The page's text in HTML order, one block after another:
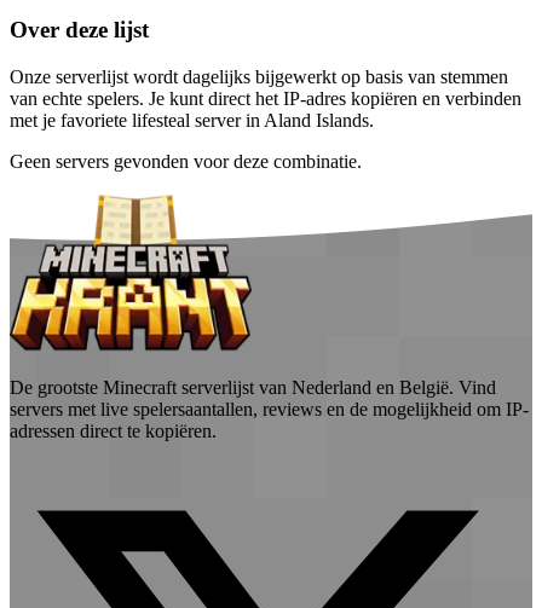
Over deze lijst
Onze serverlijst wordt dagelijks bijgewerkt op basis van stemmen
van echte spelers. Je kunt direct het IP-adres kopiëren en verbinden
met je favoriete lifesteal server in Aland Islands.
Geen servers gevonden voor deze combinatie.
De grootste Minecraft serverlijst van Nederland en België. Vind
servers met live spelersaantallen, reviews en de mogelijkheid om IP-
adressen direct te kopiëren.